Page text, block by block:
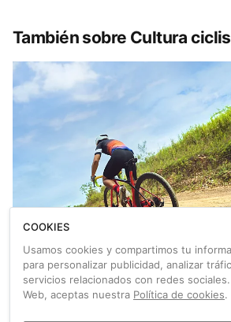
También sobre Cultura
Pedal Spain 2026 busca los
más innovadores para su cita en
La Feria del Cicloturismo Pedal Spain abre
COOKIES
Usamos cookies y compartimos tu
para personalizar publicidad, analizar
servicios relacionados con redes
Web, aceptas nuestra Política de cookies.